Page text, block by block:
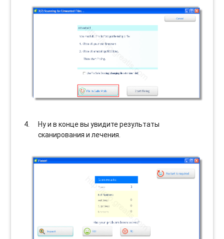
Ну и в конце вы увидите результаты
сканирования и лечения.